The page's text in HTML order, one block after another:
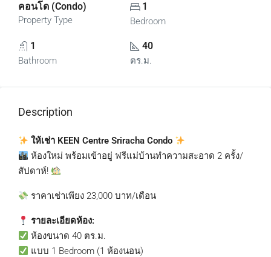
คอนโด (Condo)
Property Type
1
Bedroom
1
Bathroom
40
ตร.ม.
Description
ให้เช่า KEEN Centre Sriracha Condo
ห้องใหม่ พร้อมเข้าอยู่ ฟรีแม่บ้านทำความสะอาด 2 ครั้ง/
สัปดาห์!
ราคาเช่าเพียง 23,000 บาท/เดือน
รายละเอียดห้อง:
ห้องขนาด 40 ตร.ม.
แบบ 1 Bedroom (1 ห้องนอน)